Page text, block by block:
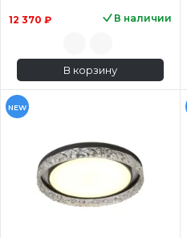
12 370 ₽ В наличии
В корзину
NEW